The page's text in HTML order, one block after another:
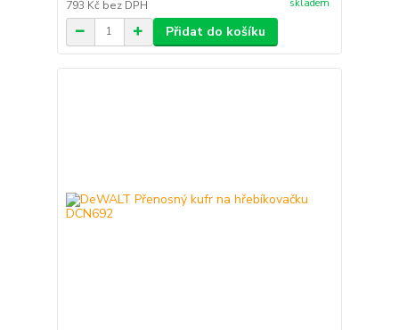
793 Kč bez DPH skladem
Přidat do košíku